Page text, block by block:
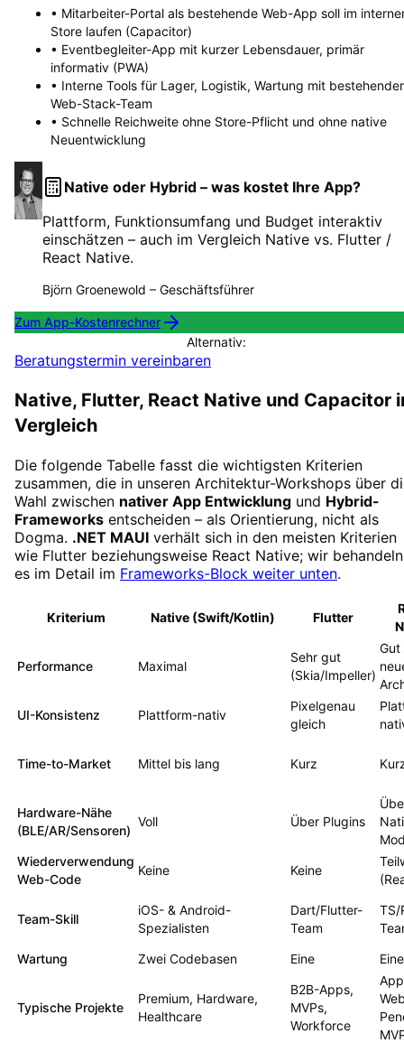
• Mitarbeiter-Portal als bestehende Web-App soll im
Store laufen (Capacitor)
• Eventbegleiter-App mit kurzer Lebensdauer, primär
informativ (PWA)
• Interne Tools für Lager, Logistik, Wartung mit
Web-Stack-Team
• Schnelle Reichweite ohne Store-Pflicht und ohne native
Neuentwicklung
Native oder Hybrid – was kostet Ihre App?
Plattform, Funktionsumfang und Budget interaktiv
einschätzen – auch im Vergleich Native vs. Flutter /
React Native.
Björn Groenewold – Geschäftsführer
Zum App-Kostenrechner
Alternativ:
Beratungstermin vereinbaren
Native, Flutter, React Native und Capacitor
Vergleich
Die folgende Tabelle fasst die wichtigsten Kriterien
zusammen, die in unseren Architektur-Workshops über
Wahl zwischen nativer App Entwicklung und Hybrid-
Frameworks entscheiden – als Orientierung, nicht als
Dogma. .NET MAUI verhält sich in den meisten Kriterien
wie Flutter beziehungsweise React Native; wir behandeln
es im Detail im Frameworks-Block weiter unten.
Kriterium Native (Swift/Kotlin) Flutter
Performance Maximal
Sehr gut
(Skia/Impeller)
Gut
UI-Konsistenz
Plattform-nativ
Pixelgenau
gleich
Time-to-Market Mittel bis lang Kurz
Hardware-Nähe
(BLE/AR/Sensoren)
Voll Über Plugins
Wiederverwendung
Web-Code
Keine Keine
Team-Skill
iOS- & Android-
Spezialisten
Dart/Flutter-
Team
TS/
Wartung
Zwei Codebasen Eine Eine
Typische Projekte
Premium, Hardware,
Healthcare
B2B-Apps,
MVPs,
Workforce